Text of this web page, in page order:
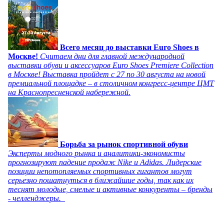
Всего месяц до выставки Euro Shoes в
Москве! Считаем дни для главной международной
выставки обуви и аксессуаров Euro Shoes Premiere Collection
в Москве! Выставка пройдет с 27 по 30 августа на новой
премиальной площадке – в столичном конгресс-центре ЦМТ
на Краснопресненской набережной.
Борьба за рынок спортивной обуви
Эксперты модного рынка и аналитики-экономисты
прогнозируют падение продаж Nike и Adidas. Лидерские
позиции непотопляемых спортивных гигантов могут
серьезно пошатнуться в ближайшие годы, так как их
теснят молодые, смелые и активные конкуренты – бренды
- челленджеры.